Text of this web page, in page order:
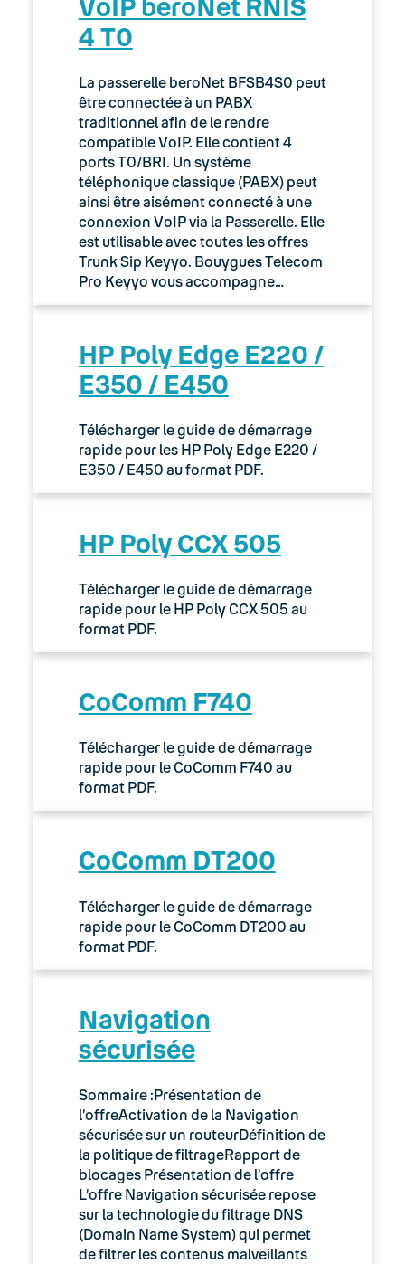
4 T0
La passerelle beroNet BFSB4S0 peut
être connectée à un PABX
traditionnel afin de le rendre
compatible VoIP. Elle contient 4
ports T0/BRI. Un système
téléphonique classique (PABX) peut
ainsi être aisément connecté à une
connexion VoIP via la Passerelle. Elle
est utilisable avec toutes les offres
Trunk Sip Keyyo. Bouygues Telecom
Pro Keyyo vous accompagne…
HP Poly Edge E220 /
E350 / E450
Télécharger le guide de démarrage
rapide pour les HP Poly Edge E220 /
E350 / E450 au format PDF.
HP Poly CCX 505
Télécharger le guide de démarrage
rapide pour le HP Poly CCX 505 au
format PDF.
CoComm F740
Télécharger le guide de démarrage
rapide pour le CoComm F740 au
format PDF.
CoComm DT200
Télécharger le guide de démarrage
rapide pour le CoComm DT200 au
format PDF.
Navigation
sécurisée
Sommaire :Présentation de
l’offreActivation de la Navigation
sécurisée sur un routeurDéfinition de
la politique de filtrageRapport de
blocages Présentation de l’offre
L’offre Navigation sécurisée repose
sur la technologie du filtrage DNS
(Domain Name System) qui permet
de filtrer les contenus malveillants